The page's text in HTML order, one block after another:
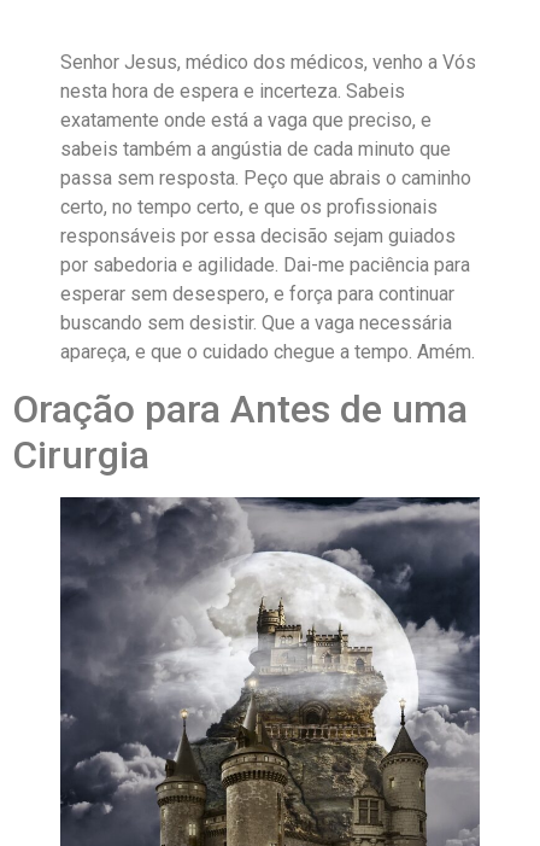
Senhor Jesus, médico dos médicos, venho a Vós
nesta hora de espera e incerteza. Sabeis
exatamente onde está a vaga que preciso, e
sabeis também a angústia de cada minuto que
passa sem resposta. Peço que abrais o caminho
certo, no tempo certo, e que os profissionais
responsáveis por essa decisão sejam guiados
por sabedoria e agilidade. Dai-me paciência para
esperar sem desespero, e força para continuar
buscando sem desistir. Que a vaga necessária
apareça, e que o cuidado chegue a tempo. Amém.
Oração para Antes de uma
Cirurgia